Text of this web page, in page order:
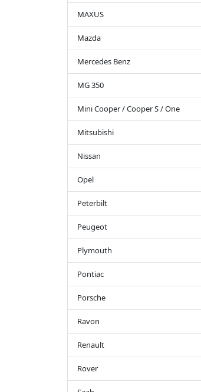
MAXUS
Mazda
Mercedes Benz
MG 350
Mini Cooper / Cooper S / One
Mitsubishi
Nissan
Opel
Peterbilt
Peugeot
Plymouth
Pontiac
Porsche
Ravon
Renault
Rover